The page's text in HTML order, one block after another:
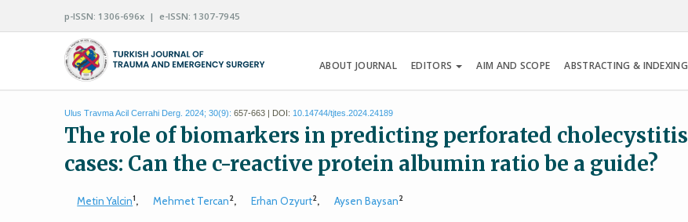
p-ISSN: 1306-696x | e-ISSN: 1307-7945
ABOUT JOURNAL EDITORS AIM AND SCOPE ABSTRACTING & INDEXING
Ulus Travma Acil Cerrahi Derg. 2024; 30(9): 657-663 | DOI: 10.14744/tjtes.2024.24189
The role of biomarkers in predicting perforated cholecystitis
cases: Can the c-reactive protein albumin ratio be a guide?
Metin Yalcin1, Mehmet Tercan2, Erhan Ozyurt2, Aysen Baysan2